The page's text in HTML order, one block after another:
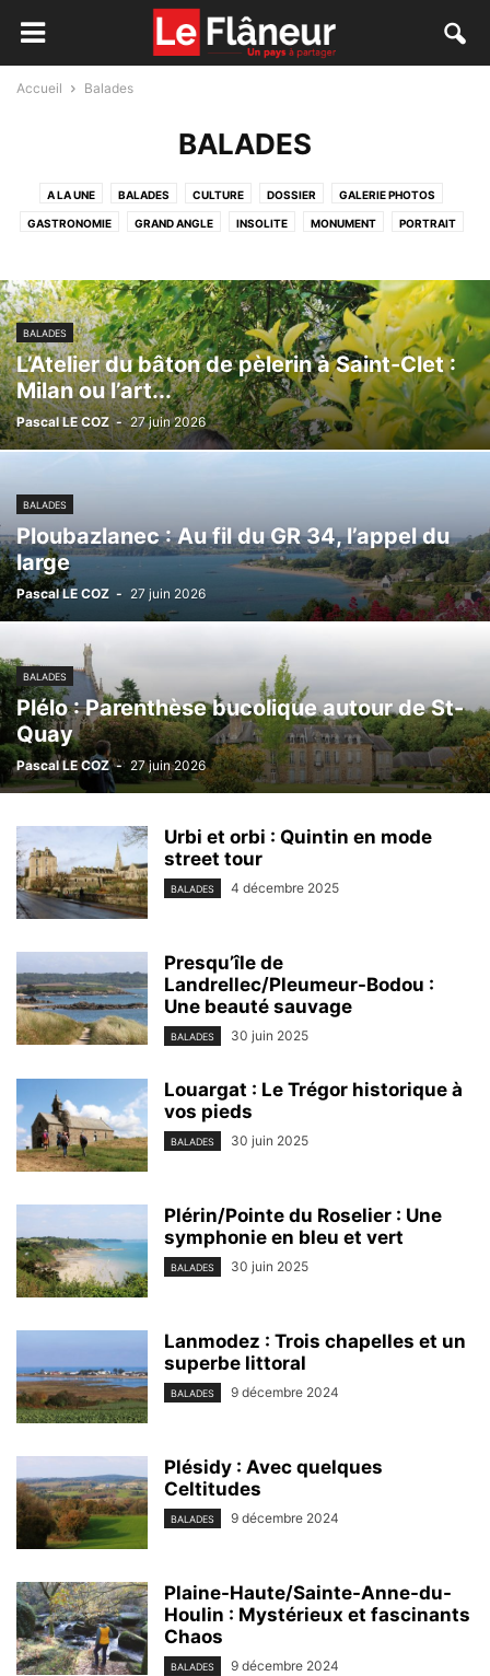
Accueil Balades
BALADES
A LA UNE BALADES CULTURE DOSSIER GALERIE PHOTOS
GASTRONOMIE GRAND ANGLE INSOLITE MONUMENT PORTRAIT
BALADES
L’Atelier du bâton de pèlerin à Saint-Clet :
Milan ou l’art...
Pascal LE COZ - 27 juin 2026
BALADES
Ploubazlanec : Au fil du GR 34, l’appel du
large
Pascal LE COZ - 27 juin 2026
BALADES
Plélo : Parenthèse bucolique autour de St-
Quay
Pascal LE COZ - 27 juin 2026
Urbi et orbi : Quintin en mode
street tour
BALADES 4 décembre 2025
Presqu’île de
Landrellec/Pleumeur-Bodou :
Une beauté sauvage
BALADES 30 juin 2025
Louargat : Le Trégor historique à
vos pieds
BALADES 30 juin 2025
Plérin/Pointe du Roselier : Une
symphonie en bleu et vert
BALADES 30 juin 2025
Lanmodez : Trois chapelles et un
superbe littoral
BALADES 9 décembre 2024
Plésidy : Avec quelques
Celtitudes
BALADES 9 décembre 2024
Plaine-Haute/Sainte-Anne-du-
Houlin : Mystérieux et fascinants
Chaos
BALADES 9 décembre 2024